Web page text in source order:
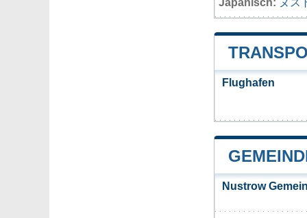
Japanisch: ヌス
Flughafen
Nustrow